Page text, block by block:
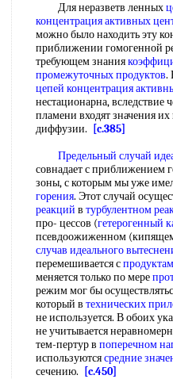
Для неразветв ленных
концентрация активных
можно было находить эту
приближении гомогенной
требующем знания
промежуточных продуктов.
цепей концентрация
нестационарна, вследствие
пламени входят значения
диффузии.
[c.385]
Предельный случай
совнадает с приближением
зоны, с которым мы уже
горения. Этот случай
реакций в турбулентном
про- цессов (гетерогенный
псевдоожиженном
случав идеального
перемешивается с
меняется только по мере
режим мог бы
который в технических
не используется. В обоих
не учитывается
тем-пертур в поперечном
используютсясредние
сечению.
[c.450]